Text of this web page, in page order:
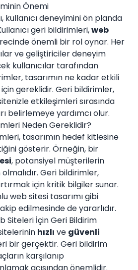
Önemi
kullanıcı deneyimini ön planda
geri bildirimleri,web
önemli bir rol oynar. Her
ve geliştiriciler deneyim
kullanıcılar tarafından
tasarımın ne kadar etkili
gereklidir. Geri bildirimler,
etkileşimleri sırasında
belirlemeye yardımcı olur.
Neden Gereklidir?
tasarımın hedef kitlesine
gösterir. Örneğin, bir
, potansiyel müşterilerin
Geri bildirimler,
için kritik bilgiler sunar.
web sitesi tasarımı gibi
edilmesinde de yararlıdır.
Siteleri İçin Geri Bildirim
hızlı ve güvenli
bir gerçektir. Geri bildirim
karşılanıp